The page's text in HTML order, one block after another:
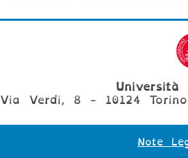
Via Verdi, 8 - 10124 Torino
Note